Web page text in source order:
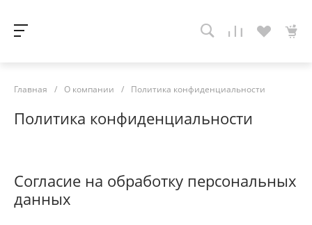
Главная / О компании / Политика конфиденциальности
Политика конфиденциальности
Согласие на обработку персональных
данных